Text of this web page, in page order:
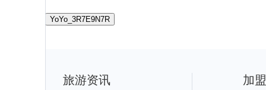
YoYo_3R7E9N7R
旅游资讯 加